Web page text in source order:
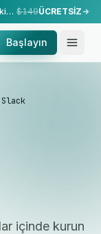
Sizin için yapılmış kurulum — standart kurulum, ekibimiz tarafından yapılır. $149ÜCRETSİZ
Başlayın
içinde kurun